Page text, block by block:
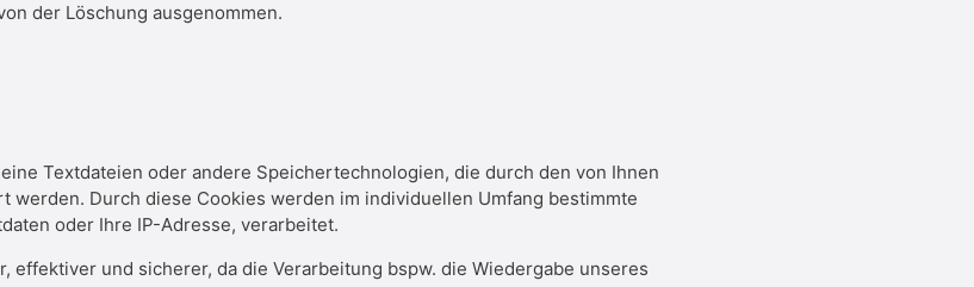
der Löschung ausgenommen.
Textdateien oder andere Speichertechnologien, die durch den von Ihnen
Durch diese Cookies werden im individuellen Umfang bestimmte
oder Ihre IP-Adresse, verarbeitet.
und sicherer, da die Verarbeitung bspw. die Wiedergabe unseres